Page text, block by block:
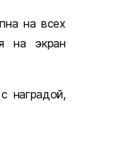
на всех
на экран
наградой,